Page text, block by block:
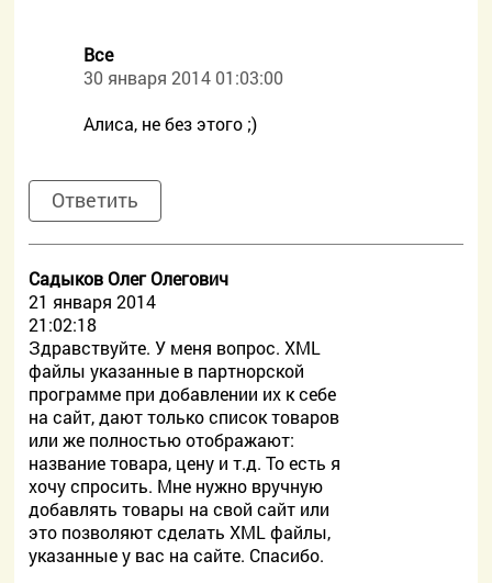
Все
30 января 2014 01:03:00
Алиса, не без этого ;)
Ответить
Садыков Олег Олегович
21 января 2014
21:02:18
Здравствуйте. У меня вопрос. XML
файлы указанные в партнорской
программе при добавлении их к себе
на сайт, дают только список товаров
или же полностью отображают:
название товара, цену и т.д. То есть я
хочу спросить. Мне нужно вручную
добавлять товары на свой сайт или
это позволяют сделать XML файлы,
указанные у вас на сайте. Спасибо.